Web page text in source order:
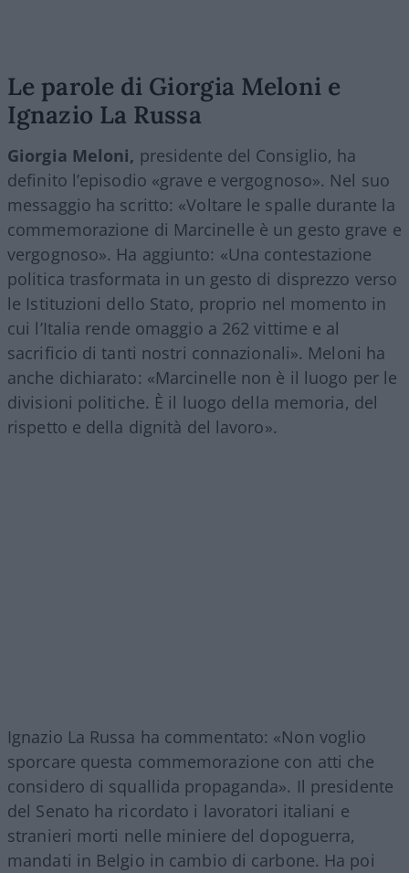
Le parole di Giorgia Meloni e
Ignazio La Russa
Giorgia Meloni, presidente del Consiglio, ha
definito l’episodio «grave e vergognoso». Nel suo
messaggio ha scritto: «Voltare le spalle durante la
commemorazione di Marcinelle è un gesto grave e
vergognoso». Ha aggiunto: «Una contestazione
politica trasformata in un gesto di disprezzo verso
le Istituzioni dello Stato, proprio nel momento in
cui l’Italia rende omaggio a 262 vittime e al
sacrificio di tanti nostri connazionali». Meloni ha
anche dichiarato: «Marcinelle non è il luogo per le
divisioni politiche. È il luogo della memoria, del
rispetto e della dignità del lavoro».
Ignazio La Russa ha commentato: «Non voglio
sporcare questa commemorazione con atti che
considero di squallida propaganda». Il presidente
del Senato ha ricordato i lavoratori italiani e
stranieri morti nelle miniere del dopoguerra,
mandati in Belgio in cambio di carbone. Ha poi